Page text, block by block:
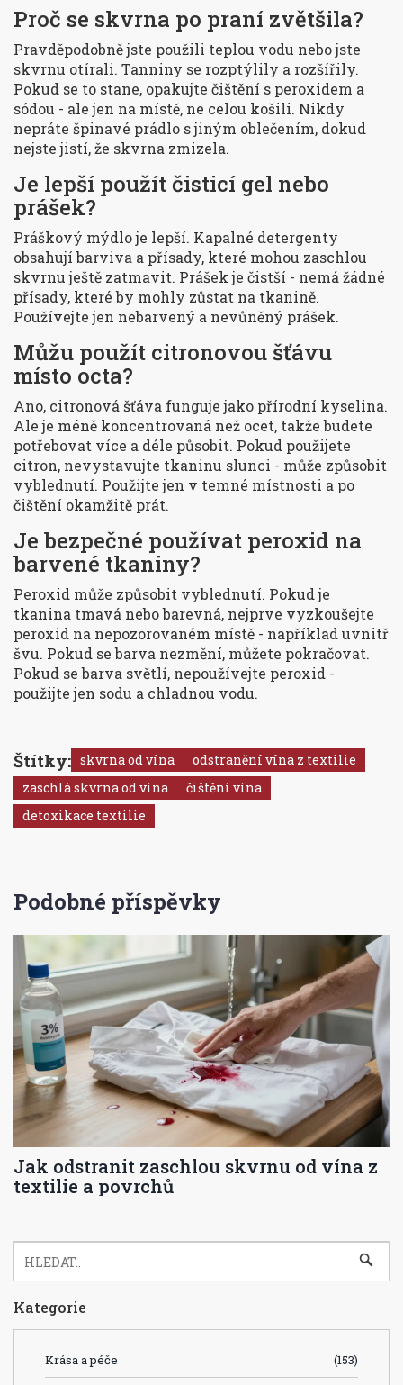
Proč se skvrna po praní zvětšila?
Pravděpodobně jste použili teplou vodu nebo jste
skvrnu otírali. Tanniny se rozptýlily a rozšířily.
Pokud se to stane, opakujte čištění s peroxidem a
sódou - ale jen na místě, ne celou košili. Nikdy
nepráte špinavé prádlo s jiným oblečením, dokud
nejste jistí, že skvrna zmizela.
Je lepší použít čisticí gel nebo
prášek?
Práškový mýdlo je lepší. Kapalné detergenty
obsahují barviva a přísady, které mohou zaschlou
skvrnu ještě zatmavit. Prášek je čistší - nemá žádné
přísady, které by mohly zůstat na tkanině.
Používejte jen nebarvený a nevůněný prášek.
Můžu použít citronovou šťávu
místo octa?
Ano, citronová šťáva funguje jako přírodní kyselina.
Ale je méně koncentrovaná než ocet, takže budete
potřebovat více a déle působit. Pokud použijete
citron, nevystavujte tkaninu slunci - může způsobit
vyblednutí. Použijte jen v temné místnosti a po
čištění okamžitě prát.
Je bezpečné používat peroxid na
barvené tkaniny?
Peroxid může způsobit vyblednutí. Pokud je
tkanina tmavá nebo barevná, nejprve vyzkoušejte
peroxid na nepozorovaném místě - například uvnitř
švu. Pokud se barva nezmění, můžete pokračovat.
Pokud se barva světlí, nepoužívejte peroxid -
použijte jen sodu a chladnou vodu.
Štítky: skvrna od vína
odstranění vína z textilie
zaschlá skvrna od vína
čištění vína
detoxikace textilie
Podobné příspěvky
Jak odstranit zaschlou skvrnu od vína z
textilie a povrchů
Kategorie
Krása a péče (153)